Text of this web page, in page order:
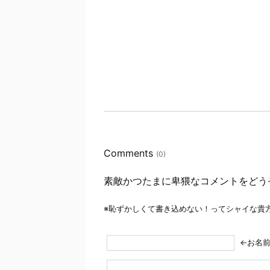
Comments (0)
素敵かつたまに卑猥なコメントをどう
※恥ずかしくて書き込めない！ってシャイな貴
←お名前